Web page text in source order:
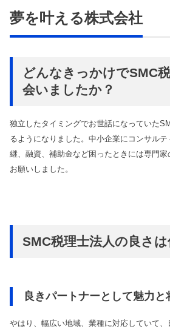
経営コンサルティング
リスク対策サポート(保険)
融資・資金繰り
人事労務サービス
補助金・助成金サポート
業務代行契約
経営知識発信
相談会
会計帳簿関連
融資関連
会計事務所向け
夢を叶える株式会社
どんなきっかけでSMC
会いましたか？
独立したタイミングでお世話になっていた
るようになりました。中小企業にコンサル
継、融資、補助金など困ったときには専門家
お願いしました。
SMC税理士法人の良さは
良きパートナーとして魅力
やはり、幅広い地域、業種に対応していて